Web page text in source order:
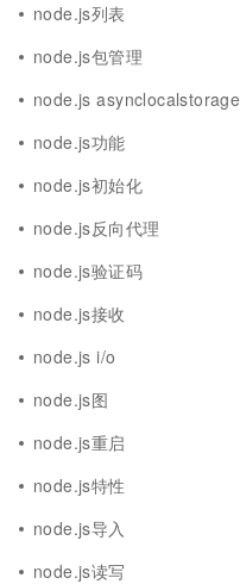
node.js列表
node.js包管理
node.js asynclocalstorage
node.js功能
node.js初始化
node.js反向代理
node.js验证码
node.js接收
node.js i/o
node.js图
node.js重启
node.js特性
node.js导入
node.js读写